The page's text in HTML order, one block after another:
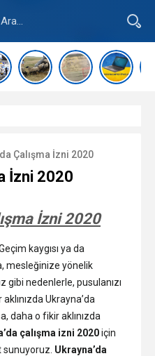
Çalışma İzni 2020
İzni 2020
İzni 2020
kaygısı ya da
mesleğinize yönelik
gibi nedenlerle, pusulanızı
Ukrayna’da
daha o fikir aklınızda
çalışma izni 2020için
Ukrayna’da